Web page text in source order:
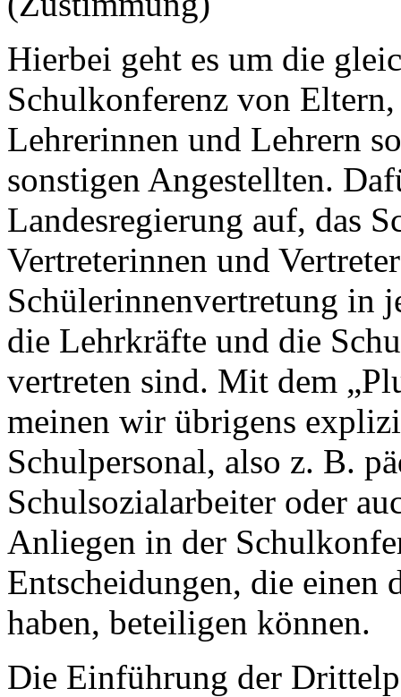
Hierbei geht es um die
Schulkonferenz von
Lehrerinnen und Lehrern
sonstigen Angestellten.
Landesregierung auf, das
Vertreterinnen und
Schülerinnenvertretung in
die Lehrkräfte und die
vertreten sind. Mit dem
meinen wir übrigens
Schulpersonal, also z. B.
Schulsozialarbeiter oder
Anliegen in der
Entscheidungen, die
haben, beteiligen können.
Die Einführung der